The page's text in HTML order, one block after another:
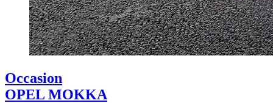
Occasion
OPEL MOKKA